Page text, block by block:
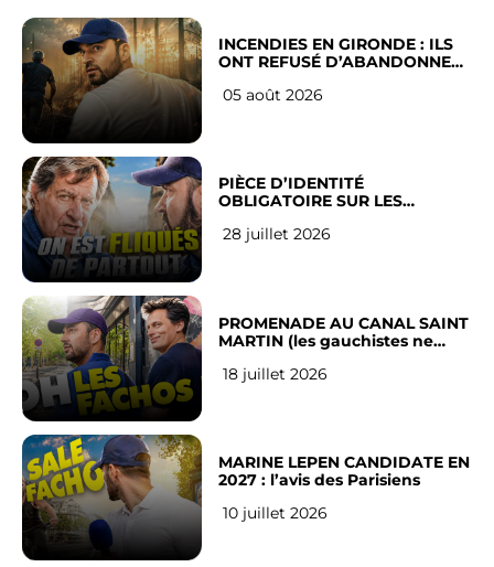
INCENDIES EN GIRONDE : ILS
ONT REFUSÉ D’ABANDONNER
05 août 2026
PIÈCE D’IDENTITÉ
OBLIGATOIRE SUR LES
Français
28 juillet 2026
PROMENADE AU CANAL SAINT
MARTIN (les gauchistes ne
18 juillet 2026
MARINE LEPEN CANDIDATE EN
2027 : l’avis des Parisiens
10 juillet 2026